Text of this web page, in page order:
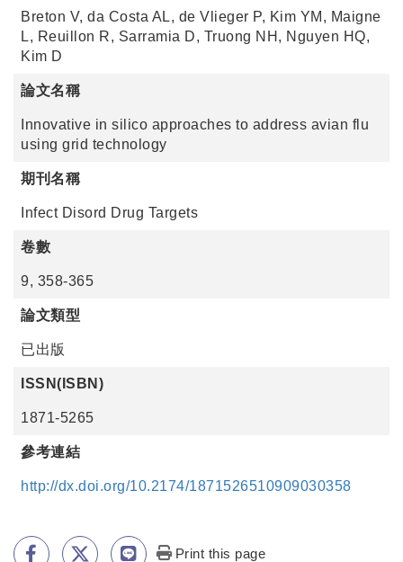
Breton V, da Costa AL, de Vlieger P, Kim YM, Maigne
L, Reuillon R, Sarramia D, Truong NH, Nguyen HQ,
Kim D
論文名稱
Innovative in silico approaches to address avian flu
using grid technology
期刊名稱
Infect Disord Drug Targets
卷數
9, 358-365
論文類型
已出版
ISSN(ISBN)
1871-5265
參考連結
http://dx.doi.org/10.2174/1871526510909030358
Print this page